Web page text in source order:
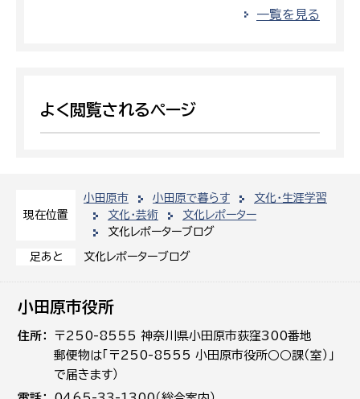
現在位置
小田原市 小田原で暮らす
文化・生涯学習
文化・芸術
文化レポーター
文化レポーターブログ
足あと 文化レポーターブログ
一覧を見る
よく閲覧されるページ
小田原市役所
住所
〒250-8555 神奈川県小田原市荻窪300番地
郵便物は「〒250-8555 小田原市役所○○課（室）」
で届きます）